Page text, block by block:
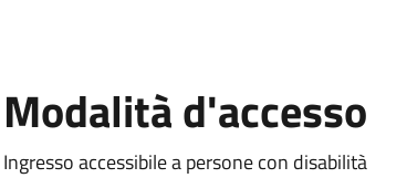
Modalità d'accesso
Ingresso accessibile a persone con disabilità